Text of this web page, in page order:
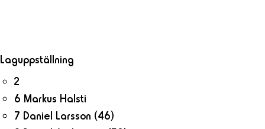
Laguppställning
2
6 Markus Halsti
7 Daniel Larsson (46)